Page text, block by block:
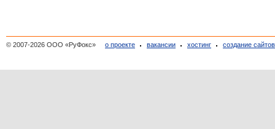
© 2007-2026 ООО «РуФокс» о проекте вакансии хостинг создание сайтов